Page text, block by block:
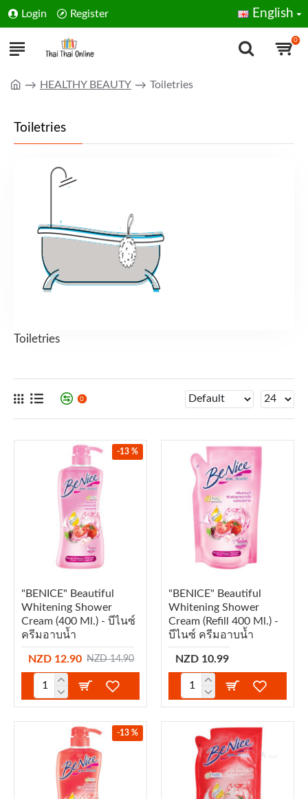
Login Register English
0
HEALTHY BEAUTY Toiletries
Toiletries
Toiletries
0
-13 %
"BENICE" Beautiful
Whitening Shower
Cream (400 Ml.) - บีไนซ์
ครีมอาบน้ำ
NZD 12.90 NZD 14.90
"BENICE" Beautiful
Whitening Shower
Cream (refill 400 Ml.) -
บีไนซ์ ครีมอาบน้ำ
NZD 10.99
-13 %